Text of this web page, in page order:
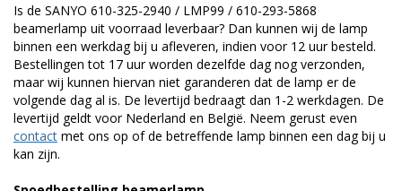
Is de SANYO 610-325-2940 / LMP99 / 610-293-5868
beamerlamp uit voorraad leverbaar? Dan kunnen wij de lamp
binnen een werkdag bij u afleveren, indien voor 12 uur besteld.
Bestellingen tot 17 uur worden dezelfde dag nog verzonden,
maar wij kunnen hiervan niet garanderen dat de lamp er de
volgende dag al is. De levertijd bedraagt dan 1-2 werkdagen. De
levertijd geldt voor Nederland en België. Neem gerust even
contact met ons op of de betreffende lamp binnen een dag bij u
kan zijn.